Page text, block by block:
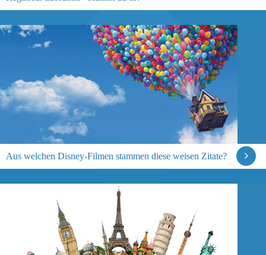
Aus welchen Disney-Filmen stammen diese weisen Zitate?